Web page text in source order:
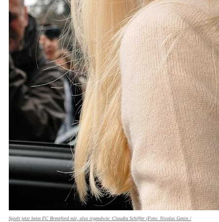
Spielt jetzt beim FC Brentford mit, also irgendwie: Claudia Schiffer (Foto: Nicolas Genin /